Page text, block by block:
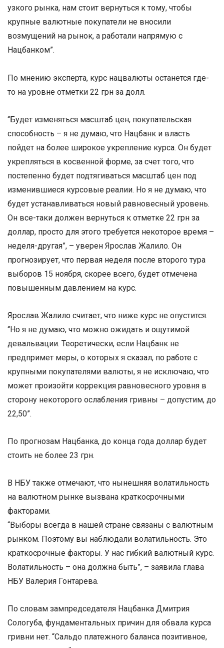
узкого рынка, нам стоит вернуться к тому, чтобы
крупные валютные покупатели не вносили
возмущений на рынок, а работали напрямую с
Нацбанком”.
По мнению эксперта, курс нацвалюты останется где-
то на уровне отметки 22 грн за долл.
“Будет изменяться масштаб цен, покупательская
способность – я не думаю, что Нацбанк и власть
пойдет на более широкое укрепление курса. Он будет
укрепляться в косвенной форме, за счет того, что
постепенно будет подтягиваться масштаб цен под
изменившиеся курсовые реалии. Но я не думаю, что
будет устанавливаться новый равновесный уровень.
Он все-таки должен вернуться к отметке 22 грн за
доллар, просто для этого требуется некоторое время –
неделя-другая”, – уверен Ярослав Жалило. Он
прогнозирует, что первая неделя после второго тура
выборов 15 ноября, скорее всего, будет отмечена
повышенным давлением на курс.
Ярослав Жалило считает, что ниже курс не опустится.
“Но я не думаю, что можно ожидать и ощутимой
девальвации. Теоретически, если Нацбанк не
предпримет меры, о которых я сказал, по работе с
крупными покупателями валюты, я не исключаю, что
может произойти коррекция равновесного уровня в
сторону некоторого ослабления гривны – допустим, до
22,50”.
По прогнозам Нацбанка, до конца года доллар будет
стоить не более 23 грн.
В НБУ также отмечают, что нынешняя волатильность
на валютном рынке вызвана краткосрочными
факторами.
“Выборы всегда в нашей стране связаны с валютным
рынком. Поэтому вы наблюдали волатильность. Это
краткосрочные факторы. У нас гибкий валютный курс.
Волатильность – она должна быть”, – заявила глава
НБУ Валерия Гонтарева.
По словам зампредседателя Нацбанка Дмитрия
Сологуба, фундаментальных причин для обвала курса
гривни нет. “Сальдо платежного баланса позитивное,